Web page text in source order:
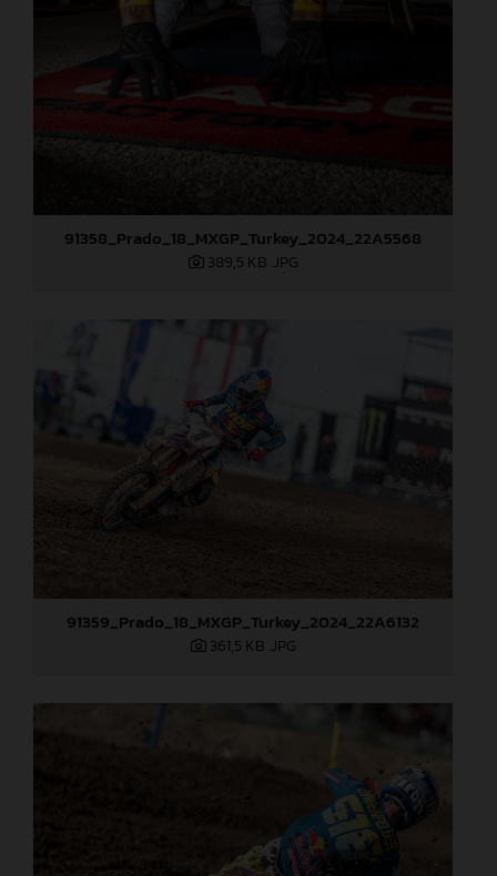
91358_Prado_18_MXGP_Turkey_2024_22A5568
389,5 KB .JPG
91359_Prado_18_MXGP_Turkey_2024_22A6132
361,5 KB .JPG